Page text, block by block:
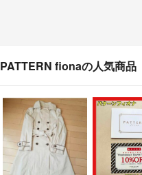
PATTERN fionaの人気商品